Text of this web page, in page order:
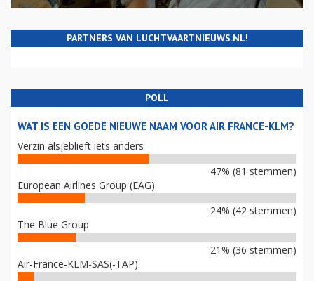
PARTNERS VAN LUCHTVAARTNIEUWS.NL!
POLL
WAT IS EEN GOEDE NIEUWE NAAM VOOR AIR FRANCE-KLM?
Verzin alsjeblieft iets anders
47% (81 stemmen)
European Airlines Group (EAG)
24% (42 stemmen)
The Blue Group
21% (36 stemmen)
Air-France-KLM-SAS(-TAP)